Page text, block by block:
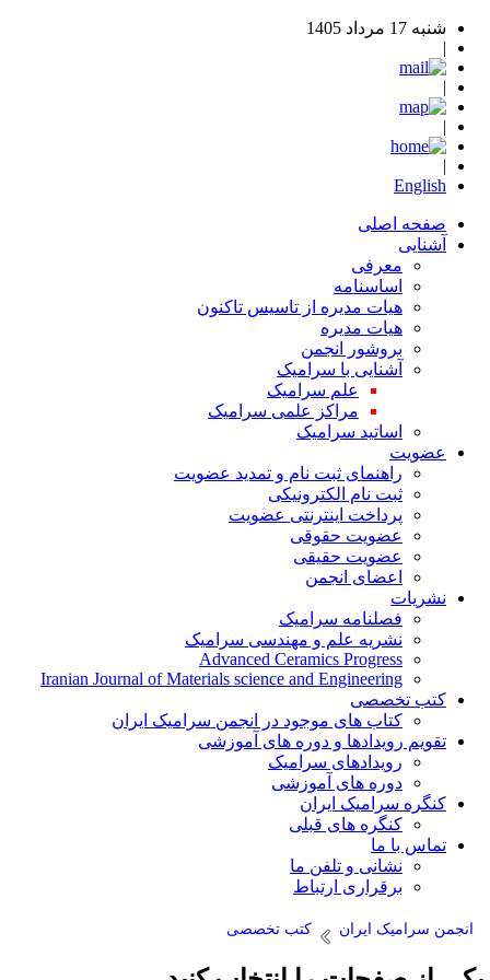
شنبه 17 مرداد 1405
English
صفحه اصلی
آشنایی
معرفی
اساسنامه
هیات مدیره از تاسیس تاکنون
هیات مدیره
بروشور انجمن
آشنایی با سرامیک
علم سرامیک
مراکز علمی سرامیک
اساتید سرامیک
عضویت
راهنمای ثبت نام و تمدید عضویت
ثبت نام الکترونیکی
پرداخت اینترنتی عضویت
عضویت حقوقی
عضویت حقیقی
اعضای انجمن
نشریات
فصلنامه سرامیک
نشریه علم و مهندسی سرامیک
Advanced Ceramics Progress
Iranian Journal of Materials science and Engineering
کتب تخصصی
کتاب های موجود در انجمن سرامیک ایران
تقویم رویدادها و دوره های آموزشی
رویدادهای سرامیک
دوره های آموزشی
کنگره سرامیک ایران
کنگره های قبلی
تماس با ما
نشانی و تلفن ما
برقراری ارتباط
انجمن سرامیک ایران کتب تخصصی